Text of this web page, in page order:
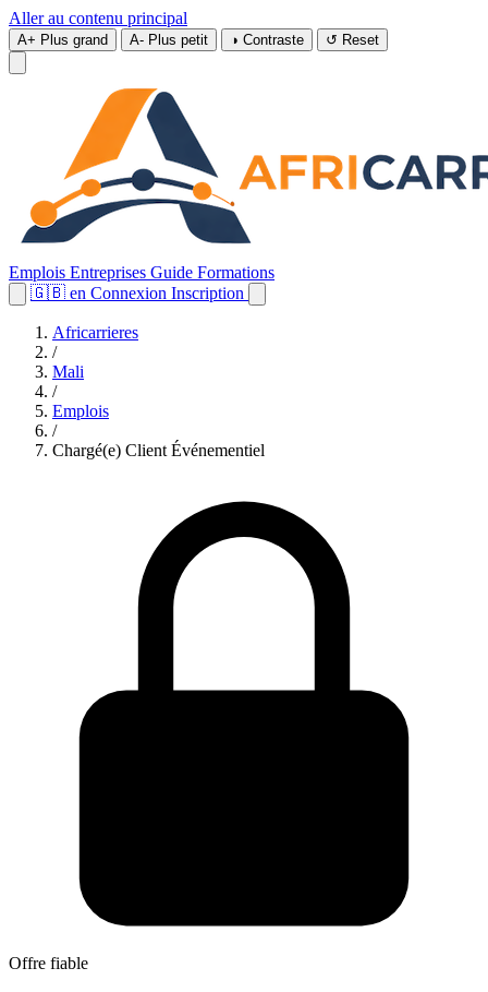
Aller au contenu principal
A+ Plus grand A- Plus petit ◑ Contraste ↺ Reset
Emplois Entreprises Guide Formations
🇬🇧 en Connexion Inscription
Africarrieres
/
Mali
/
Emplois
/
Chargé(e) Client Événementiel
Offre fiable